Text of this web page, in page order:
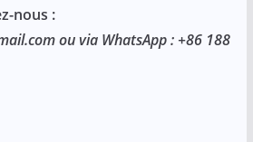
nous :
ou via WhatsApp : +86 188